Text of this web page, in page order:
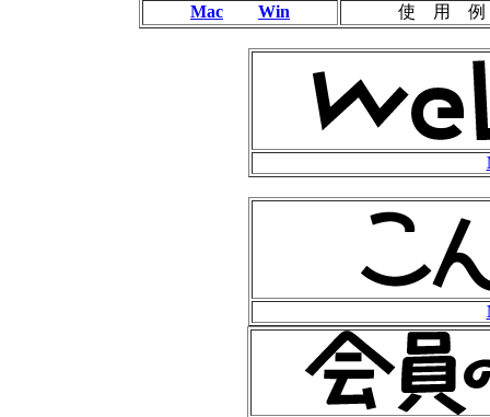
Mac Win 使 用 例